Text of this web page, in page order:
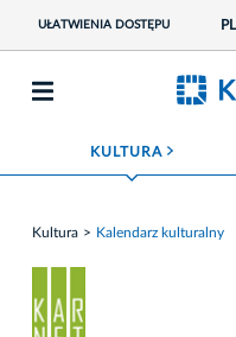
UŁATWIENIA DOSTĘPU PL
KULTURA ROZWIŃ MENU
Kultura Kalendarz kulturalny